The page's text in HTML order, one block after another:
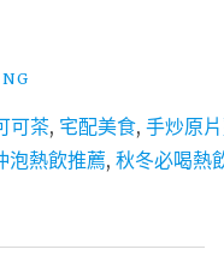
美
食
可茶, 宅配美食, 手炒原
泡熱飲推薦, 秋冬必喝熱